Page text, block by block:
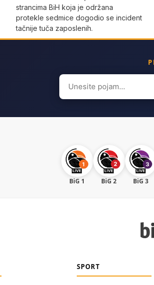
strancima BiH koja je održana
protekle sedmice dogodio se incident
tačnije tuča zaposlenih.
Search
for:
BiG 1 BiG 2 BiG 3
SPORT